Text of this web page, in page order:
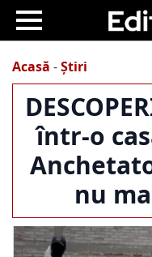
Acasă -Știri
într-o
nu